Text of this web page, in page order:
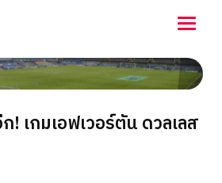
! เกมเอฟเวอร์ตัน ดวลเลส